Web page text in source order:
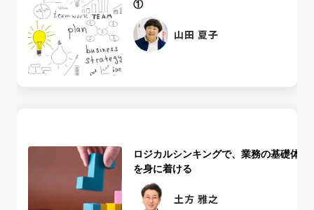
①
山田 夏子
ロジカルシンキングで、業務の基礎体力
を身に着ける
土方 雅之